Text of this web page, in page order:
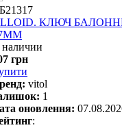
КЛЮЧ
грн
vitol
1
оновлення:
: